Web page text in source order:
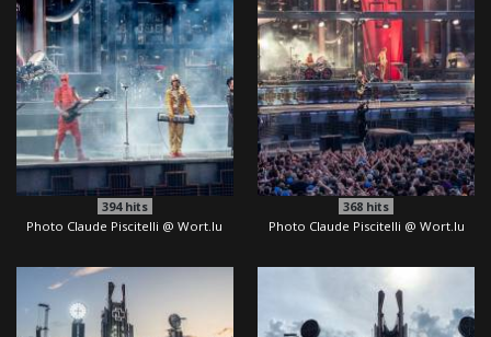
394hits
Photo Claude Piscitelli @ Wort.lu
368 hits
Photo Claude Piscitelli @ Wort.lu